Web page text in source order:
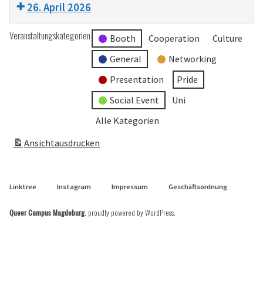
26. April 2026
Veranstaltungskategorien Booth Cooperation
Culture
General
Networking
Presentation
Pride
Social Event
Uni
Alle Kategorien
Ansichtausdrucken
Linktree Instagram Impressum Geschäftsordnung
Queer Campus Magdeburg, proudly powered by WordPress.